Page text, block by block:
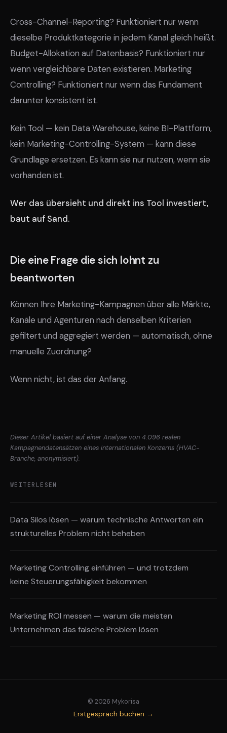
Cross-Channel-Reporting? Funktioniert nur wenn
dieselbe Produktkategorie in jedem Kanal gleich heißt.
Budget-Allokation auf Datenbasis? Funktioniert nur
wenn vergleichbare Daten existieren. Marketing
Controlling? Funktioniert nur wenn das Fundament
darunter konsistent ist.
Kein Tool — kein Data Warehouse, keine BI-Plattform,
kein Marketing-Controlling-System — kann diese
Grundlage ersetzen. Es kann sie nur nutzen, wenn sie
vorhanden ist.
Wer das übersieht und direkt ins Tool investiert,
baut auf Sand.
Die eine Frage die sich lohnt zu
beantworten
Können Ihre Marketing-Kampagnen über alle Märkte,
Kanäle und Agenturen nach denselben Kriterien
gefiltert und aggregiert werden — automatisch, ohne
manuelle Zuordnung?
Wenn nicht, ist das der Anfang.
Dieser Artikel basiert auf einer Analyse von 4.096 realen
Kampagnendatensätzen eines internationalen Konzerns (HVAC-
Branche, anonymisiert).
WEITERLESEN
Data Silos lösen — warum technische Antworten ein
strukturelles Problem nicht beheben
Marketing Controlling einführen — und trotzdem
keine Steuerungsfähigkeit bekommen
Marketing ROI messen — warum die meisten
Unternehmen das falsche Problem lösen
© 2026 Mykorisa
Erstgespräch buchen →